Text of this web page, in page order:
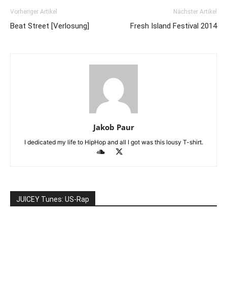
Vorheriger Artikel
Beat Street [Verlosung]
Nächster Artikel
Fresh Island Festival 2014
Jakob Paur
I dedicated my life to HipHop and all I got was this lousy T-shirt.
JUICEY Tunes: US-Rap